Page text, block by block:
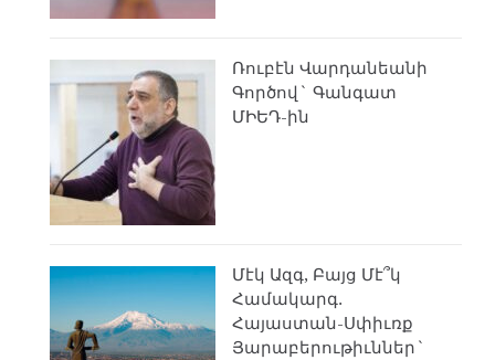
Ռուբէն Վարդանեանի
Գործով` Գանգատ
ՄԻԵԴ-ին
Մէկ Ազգ, Բայց Մէ՞կ
Համակարգ.
Հայաստան-Սփիւռք
Յարաբերութիւններ`